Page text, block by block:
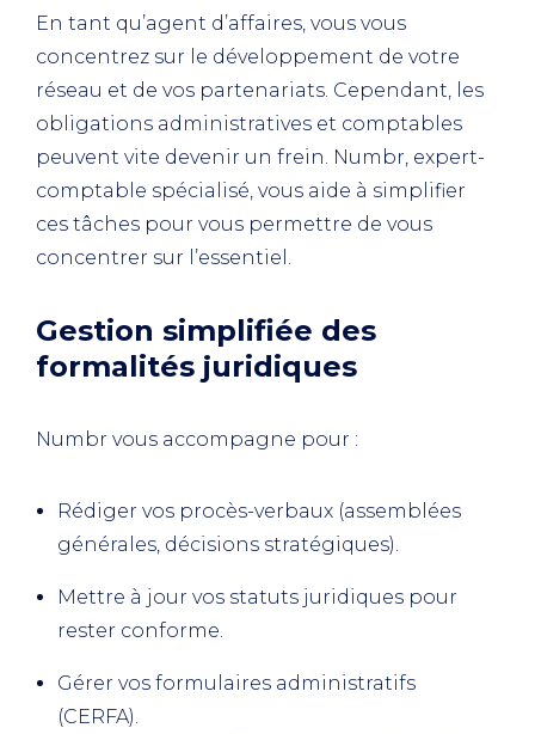
En tant qu’agent d’affaires, vous vous
concentrez sur le développement de votre
réseau et de vos partenariats. Cependant, les
obligations administratives et comptables
peuvent vite devenir un frein. Numbr, expert-
comptable spécialisé, vous aide à simplifier
ces tâches pour vous permettre de vous
concentrer sur l’essentiel.
Gestion simplifiée des
formalités juridiques
Numbr vous accompagne pour :
Rédiger vos procès-verbaux (assemblées
générales, décisions stratégiques).
Mettre à jour vos statuts juridiques pour
rester conforme.
Gérer vos formulaires administratifs
(CERFA).